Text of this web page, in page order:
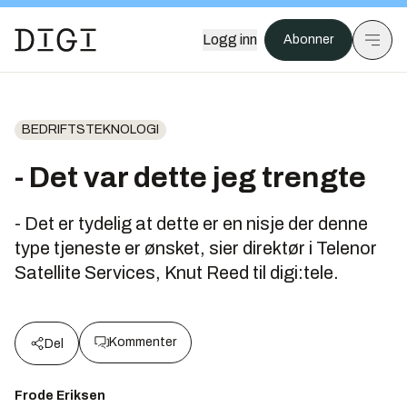
Logg inn Abonner
BEDRIFTSTEKNOLOGI
- Det var dette jeg trengte
- Det er tydelig at dette er en nisje der denne
type tjeneste er ønsket, sier direktør i Telenor
Satellite Services, Knut Reed til digi:tele.
Del Kommenter
Frode Eriksen